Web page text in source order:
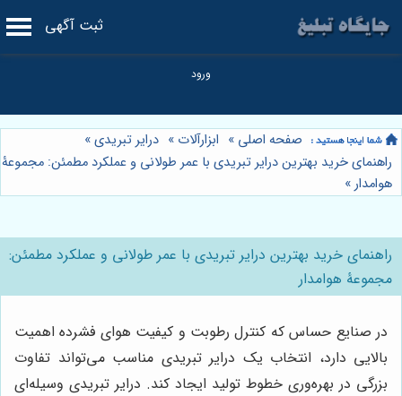
ثبت آگهی
صفحه اصلی » ابزارآلات » درایر تبریدی»
راهنمای خرید بهترین درایر تبریدی با عمر طولانی و عملکرد مطمئن: مجموعۀ
هوامدار»
راهنمای خرید بهترین درایر تبریدی با عمر طولانی و عملکرد مطمئن:
مجموعۀ هوامدار
در صنایع حساس که کنترل رطوبت و کیفیت هوای فشرده اهمیت
بالایی دارد، انتخاب یک درایر تبریدی مناسب می‌تواند تفاوت
بزرگی در بهره‌وری خطوط تولید ایجاد کند. درایر تبریدی وسیله‌ای